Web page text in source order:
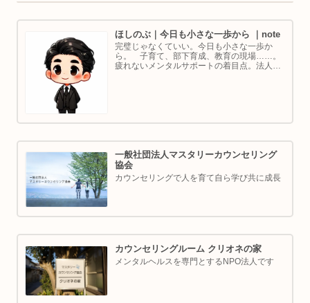
ほしのぶ｜今日も小さな一歩から ｜note
完璧じゃなくていい。今日も小さな一歩か
ら。 子育て、部下育成、教育の現場……。
疲れないメンタルサポートの着目点。法人代
一般社団法人マスタリーカウンセリング
協会
カウンセリングで人を育て自ら学び共に成長
カウンセリングルーム クリオネの家
メンタルヘルスを専門とするNPO法人です